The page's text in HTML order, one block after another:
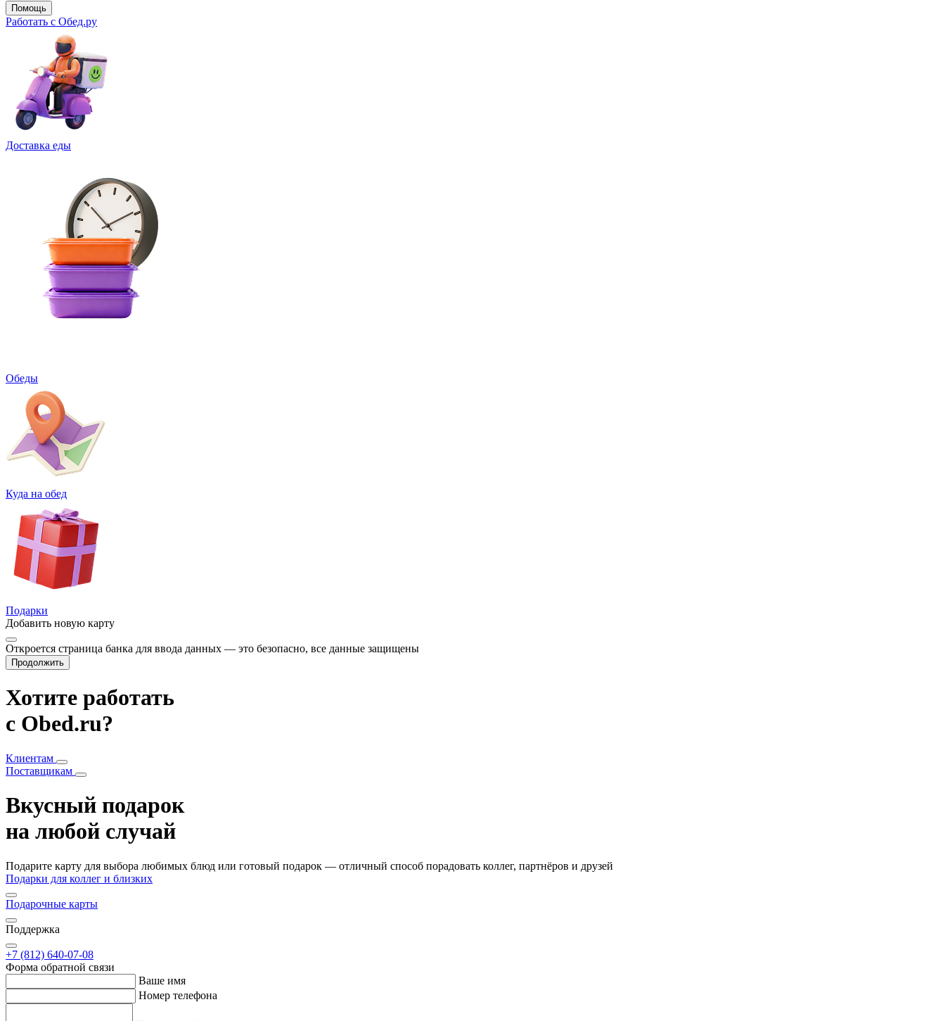
Помощь
Работать с Обед.ру
Доставка еды
Обеды
Куда на обед
Подарки
Добавить новую карту
Откроется страница банка для ввода данных — это безопасно, все данные защищены
Продолжить
Хотите работать
с Obed.ru?
Клиентам
Поставщикам
Вкусный подарок
на любой случай
Подарите карту для выбора любимых блюд или готовый подарок — отличный способ порадовать коллег, партнёров и друзей
Подарки для коллег и близких
Подарочные карты
Поддержка
+7 (812) 640-07-08
Форма обратной связи
Ваше имя
Номер телефона